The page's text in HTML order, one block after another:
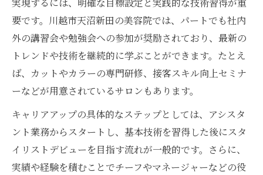
実現するには、明確な目標設定と実践的な技術習得が重
要です。川越市天沼新田の美容院では、パートでも社内
外の講習会や勉強会への参加が奨励されており、最新の
トレンドや技術を継続的に学ぶことができます。たとえ
ば、カットやカラーの専門研修、接客スキル向上セミナ
ーなどが用意されているサロンもあります。
キャリアアップの具体的なステップとしては、アシスタ
ント業務からスタートし、基本技術を習得した後にスタ
イリストデビューを目指す流れが一般的です。さらに、
実績や経験を積むことでチーフやマネージャーなどの役